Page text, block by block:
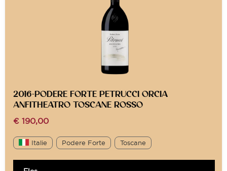
2016-PODERE FORTE PETRUCCI ORCIA
ANFITHEATRO TOSCANE ROSSO
€ 190,00
Italie Podere Forte Toscane